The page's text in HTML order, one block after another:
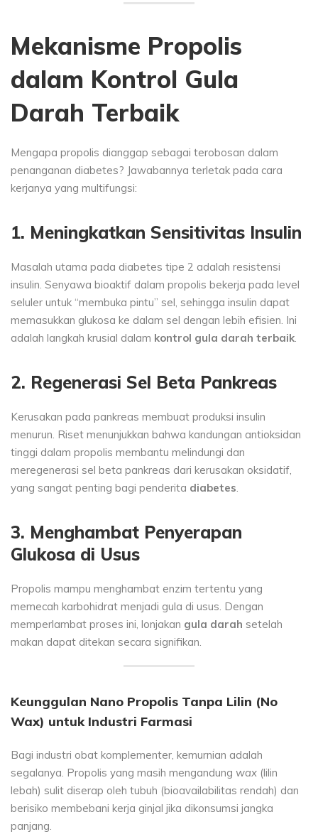
Mekanisme Propolis
dalam Kontrol Gula
Darah Terbaik
Mengapa propolis dianggap sebagai terobosan dalam
penanganan diabetes? Jawabannya terletak pada cara
kerjanya yang multifungsi:
1. Meningkatkan Sensitivitas Insulin
Masalah utama pada diabetes tipe 2 adalah resistensi
insulin. Senyawa bioaktif dalam propolis bekerja pada level
seluler untuk “membuka pintu” sel, sehingga insulin dapat
memasukkan glukosa ke dalam sel dengan lebih efisien. Ini
adalah langkah krusial dalam kontrol gula darah terbaik.
2. Regenerasi Sel Beta Pankreas
Kerusakan pada pankreas membuat produksi insulin
menurun. Riset menunjukkan bahwa kandungan antioksidan
tinggi dalam propolis membantu melindungi dan
meregenerasi sel beta pankreas dari kerusakan oksidatif,
yang sangat penting bagi penderita diabetes.
3. Menghambat Penyerapan
Glukosa di Usus
Propolis mampu menghambat enzim tertentu yang
memecah karbohidrat menjadi gula di usus. Dengan
memperlambat proses ini, lonjakan gula darah setelah
makan dapat ditekan secara signifikan.
Keunggulan Nano Propolis Tanpa Lilin (No
Wax) untuk Industri Farmasi
Bagi industri obat komplementer, kemurnian adalah
segalanya. Propolis yang masih mengandung wax (lilin
lebah) sulit diserap oleh tubuh (bioavailabilitas rendah) dan
berisiko membebani kerja ginjal jika dikonsumsi jangka
panjang.